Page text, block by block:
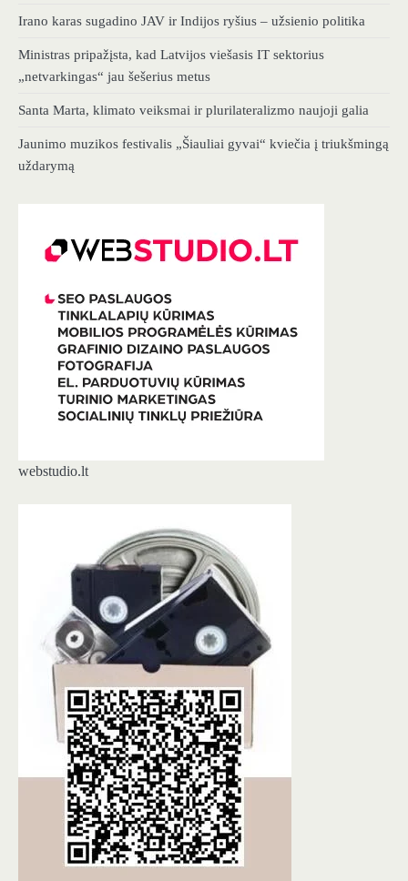
Irano karas sugadino JAV ir Indijos ryšius – užsienio politika
Ministras pripažįsta, kad Latvijos viešasis IT sektorius
„netvarkingas“ jau šešerius metus
Santa Marta, klimato veiksmai ir plurilateralizmo naujoji galia
Jaunimo muzikos festivalis „Šiauliai gyvai“ kviečia į triukšmingą
uždarymą
webstudio.lt